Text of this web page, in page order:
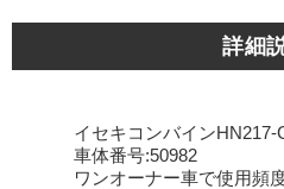
詳細
イセキコンバインHN217-
車体番号:50982
ワンオーナー車で使用頻